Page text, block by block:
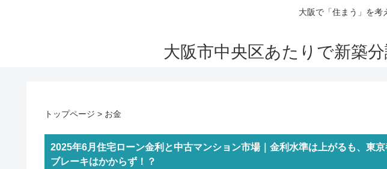
大阪で「住まう」を考
大阪市中央区あたりで新築
トップページ > お金
2025年6月住宅ローン金利と中古マンション市場｜金利水準は上がるも、東
ブレーキはかからず！？